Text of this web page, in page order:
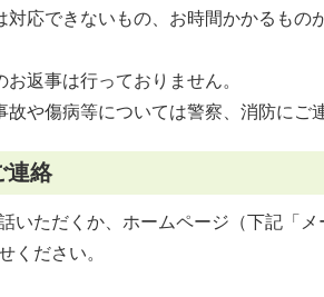
対応できないもの、お時間かかるもの
返事は行っておりません。
や傷病等については警察、消防にご
連絡
いただくか、ホームページ（下記「
ください。